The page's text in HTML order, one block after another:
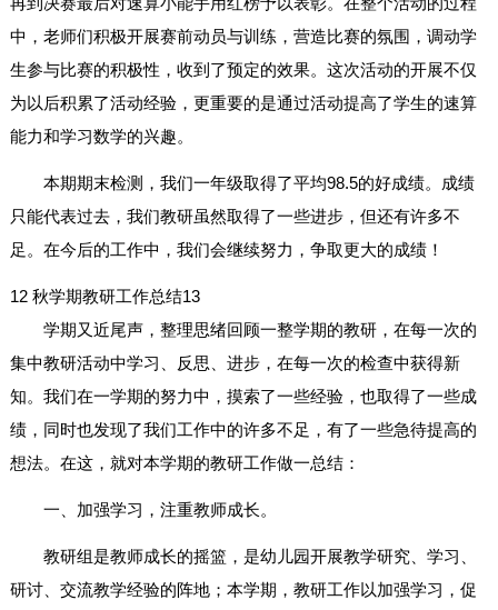
中，老师们积极开展赛前动员与训练，营造比赛的氛围，调动学
生参与比赛的积极性，收到了预定的效果。这次活动的开展不仅
为以后积累了活动经验，更重要的是通过活动提高了学生的速算
能力和学习数学的兴趣。
本期期末检测，我们一年级取得了平均98.5的好成绩。成绩
只能代表过去，我们教研虽然取得了一些进步，但还有许多不
足。在今后的工作中，我们会继续努力，争取更大的成绩！
12
学期又近尾声，整理思绪回顾一整学期的教研，在每一次的
集中教研活动中学习、反思、进步，在每一次的检查中获得新
知。我们在一学期的努力中，摸索了一些经验，也取得了一些成
绩，同时也发现了我们工作中的许多不足，有了一些急待提高的
想法。在这，就对本学期的教研工作做一总结：
一、加强学习，注重教师成长。
教研组是教师成长的摇篮，是幼儿园开展教学研究、学习、
研讨、交流教学经验的阵地；本学期，教研工作以加强学习，促
秋学期教研工作总结13